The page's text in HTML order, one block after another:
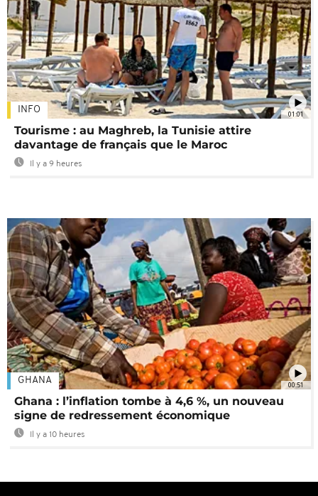
01:01
INFO
Tourisme : au Maghreb, la Tunisie attire
davantage de français que le Maroc
Il y a 9 heures
00:51
GHANA
Ghana : l’inflation tombe à 4,6 %, un nouveau
signe de redressement économique
Il y a 10 heures